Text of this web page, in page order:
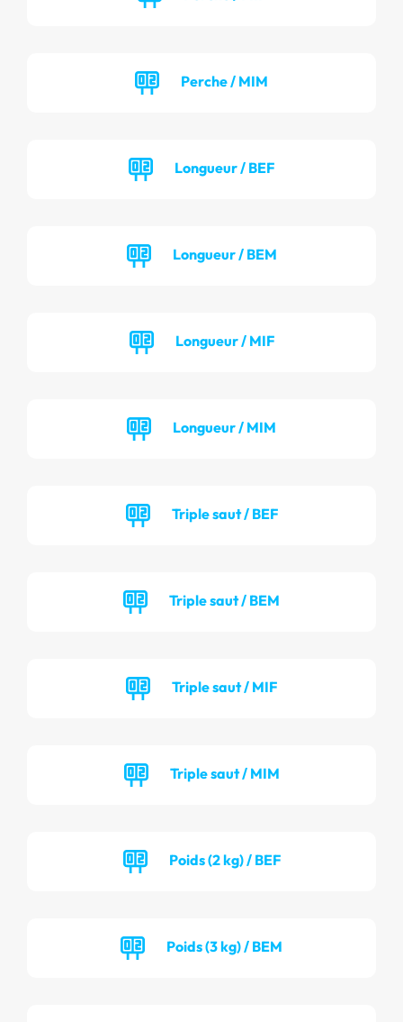
Perche / MIM
Longueur / BEF
Longueur / BEM
Longueur / MIF
Longueur / MIM
Triple saut / BEF
Triple saut / BEM
Triple saut / MIF
Triple saut / MIM
Poids (2 kg) / BEF
Poids (3 kg) / BEM